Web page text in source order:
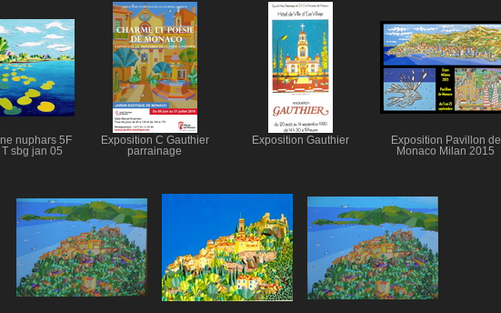
nuphars 5F
sbg jan 05
Exposition C Gauthier
parrainage
Exposition Gauthier
Exposition Pavillon de
Monaco Milan 2015